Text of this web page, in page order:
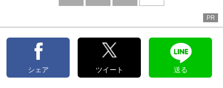
PR
シェア ツイート 送る